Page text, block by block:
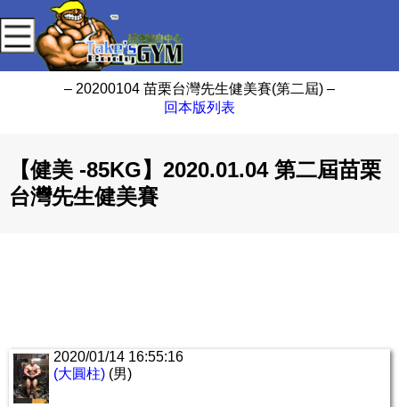
– 20200104 苗栗台灣先生健美賽(第二屆) –
回本版列表
【健美 -85KG】2020.01.04 第二屆苗栗
台灣先生健美賽
2020/01/14 16:55:16
(大圓柱) (男)